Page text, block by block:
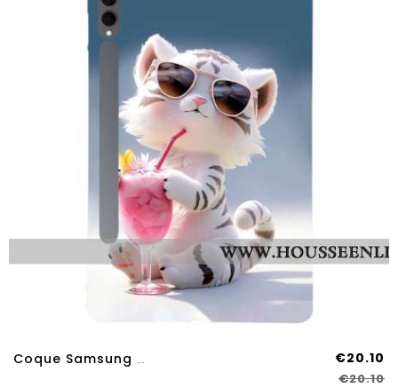
Coque Samsung Galaxy Tab S11 Ultra Tigre Cartoon €20.10
€20.10